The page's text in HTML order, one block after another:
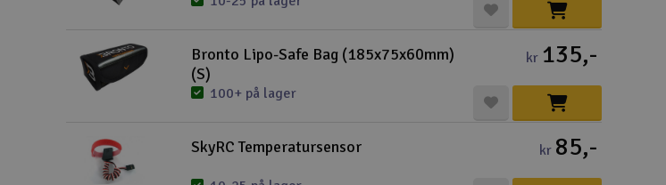
Bronto Lipo-Safe Bag (185x75x60mm)
(S)
100+ på lager
kr 135,-
SkyRC Temperatursensor kr 85,-